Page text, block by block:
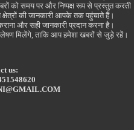
को समय पर और निष्पक्ष रूप से प्रस्तुत करती
की जानकारी आपके तक पहुंचाते हैं।
और सही जानकारी प्रदान करना है।
मिलेंगे, ताकि आप हमेशा खबरों से जुड़े रहें।
us: